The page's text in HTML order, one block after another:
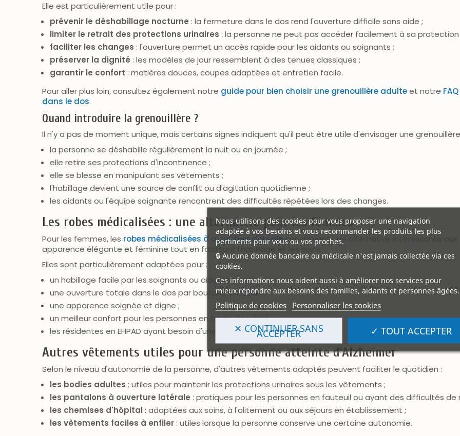
Elle est particulièrement utile pour :
prévenir le déshabillage nocturne : la fermeture dans le dos rend l'ouverture difficile sans aide ;
limiter le retrait des protections urinaires : la personne ne peut pas accéder facilement à sa protection
faciliter les changes : l'ouverture permet un accès rapide pour les aidants ou soignants ;
préserver la dignité : les modèles de jour ressemblent à des tenues classiques ;
garantir le confort : matières douces, coupes adaptées et entretien facile.
Pour aller plus loin, consultez également notre guide pour bien choisir une grenouillère adulteet notre
dans le dos.
Quand introduire la grenouillère ?
Il n'y a pas de moment unique, mais certains signes indiquent qu'il peut être utile d'envisager une
la personne se déshabille régulièrement la nuit ou en journée ;
elle retire ses protections d'incontinence ;
elle se blesse en manipulant ses vêtements ;
l'habillage devient une source de conflit ou d'agitation quotidienne ;
les aidants ou l'équipe soignante rencontrent des difficultés répétées lors des changes.
Les robes médicalisées : une alternative pour les femmes
Pour les femmes, les robes médicalisées à ouverture dorsaleconstituent une alternative intéressante aux
apparence élégante et féminine tout en facilitant l'habillage et les soins.
Elles sont particulièrement adaptées pour :
un habillage facile par les soignants ou aidants ;
une ouverture totale dans le dos par boutons-pression ;
une apparence soignée et digne ;
un meilleur confort pour les personnes en fauteuil roulant ;
les résidentes en EHPAD ayant besoin d'une aide régulière à l'habillage.
Autres vêtements utiles pour une personne atteinte d'Alzheimer
Selon le niveau d'autonomie de la personne, d'autres vêtements adaptés peuvent faciliter le quotidien :
les bodies adultes : utiles pour maintenir les protections urinaires sous les vêtements ;
les pantalons à ouverture latérale : pratiques pour les personnes en fauteuil ou ayant des difficultés de
les chemises d'hôpital : adaptées aux soins, à l'alitement ou aux séjours en établissement ;
les vêtements faciles à enfiler : utiles lorsque la personne conserve une certaine autonomie.
Nous utilisons des cookies pour vous proposer une navigation
adaptée à vos besoins et vous recommander les produits les plus
pertinents pour vous ou vos proches.
🔒 Aucune donnée bancaire ou médicale n'est jamais collectée via ces
cookies.
Ces informations nous aident aussi à améliorer nos services pour
mieux répondre aux besoins des familles, aidants et personnes âgées.
Politique de cookies Personnaliser les cookies
✕ CONTINUER SANS
ACCEPTER ✓ TOUT ACCEPTER